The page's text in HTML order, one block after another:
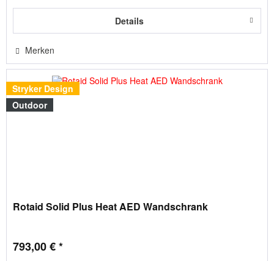
Details
Merken
Stryker Design
Outdoor
Rotaid Solid Plus Heat AED Wandschrank
793,00 € *